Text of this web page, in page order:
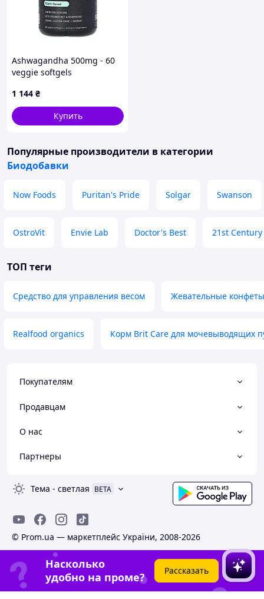
Ashwagandha 500mg - 60
veggie softgels
1 144 ₴
Купить
Популярные производители в категории
Биодобавки
Now Foods Puritan's Pride Solgar Swanson
OstroVit Envie Lab Doctor's Best 21st Century
ТОП теги
Средство для управления весом Жевательные
Realfood organics Корм Brit Care для мочевыводящих
Покупателям
Продавцам
О нас
Партнеры
Тема - светлая BETA
© Prom.ua — маркетплейс України, 2008-2026
Насколько
удобно на проме?
Рассказать